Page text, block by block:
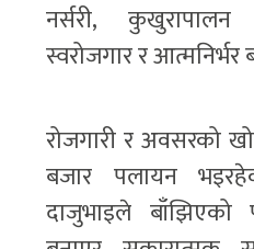
नर्सरी,
स्वरोजगार र
रोजगारी र अवसरको
बजार पलायन
दाजुभाइले बाँझिएको